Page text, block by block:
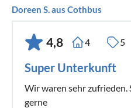
Doreen S. aus Cothbus
4,8 4 5
Super Unterkunft
Wir waren sehr zufrieden.
gerne